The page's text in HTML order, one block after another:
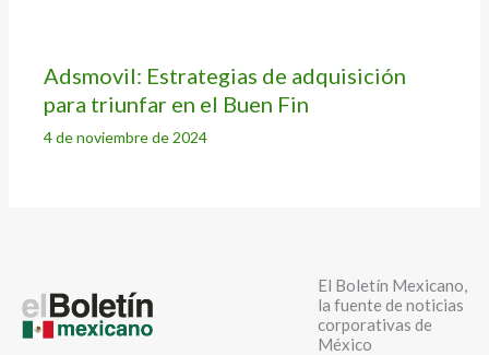
Adsmovil: Estrategias de adquisición
para triunfar en el Buen Fin
4 de noviembre de 2024
El Boletín Mexicano,
la fuente de noticias
corporativas de
México